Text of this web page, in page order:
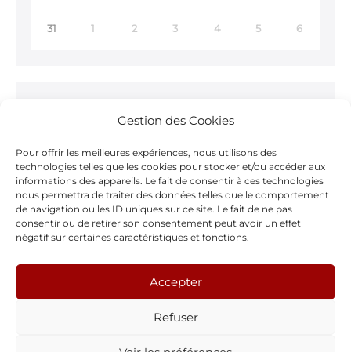
Gestion des Cookies
Pour offrir les meilleures expériences, nous utilisons des
technologies telles que les cookies pour stocker et/ou accéder aux
informations des appareils. Le fait de consentir à ces technologies
nous permettra de traiter des données telles que le comportement
de navigation ou les ID uniques sur ce site. Le fait de ne pas
consentir ou de retirer son consentement peut avoir un effet
négatif sur certaines caractéristiques et fonctions.
Accepter
Refuser
31 1 2 3 4 5 6
Ne ratez rien !
Inscrivez-vous à notreNewsletter >
Notre page Facebook
a